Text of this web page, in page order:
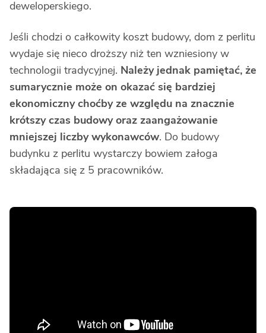
deweloperskiego.
Jeśli chodzi o całkowity koszt budowy, dom z perlitu
wydaje się nieco droższy niż ten wzniesiony w
technologii tradycyjnej. Należy jednak pamiętać, że
sumarycznie może on okazać się bardziej
ekonomiczny choćby ze względu na znacznie
krótszy czas budowy oraz zaangażowanie
mniejszej liczby wykonawców. Do budowy
budynku z perlitu wystarczy bowiem załoga
składająca się z 5 pracowników.